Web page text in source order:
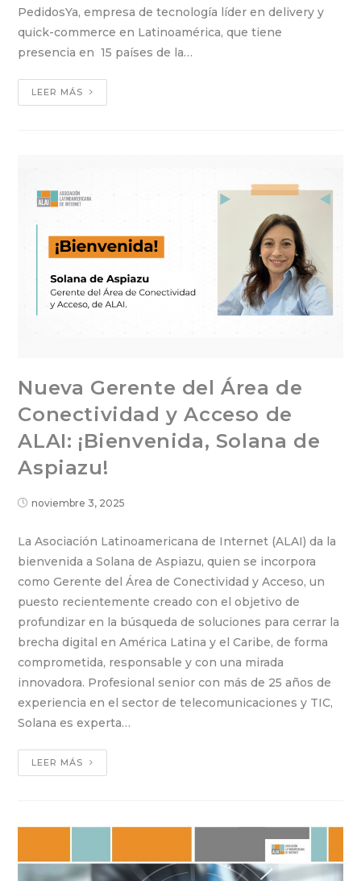
PedidosYa, empresa de tecnología líder en delivery y
quick-commerce en Latinoamérica, que tiene
presencia en 15 países de la…
LEER MÁS
Nueva Gerente del Área de
Conectividad y Acceso de
ALAI: ¡Bienvenida, Solana de
Aspiazu!
noviembre 3, 2025
La Asociación Latinoamericana de Internet (ALAI) da la
bienvenida a Solana de Aspiazu, quien se incorpora
como Gerente del Área de Conectividad y Acceso, un
puesto recientemente creado con el objetivo de
profundizar en la búsqueda de soluciones para cerrar la
brecha digital en América Latina y el Caribe, de forma
comprometida, responsable y con una mirada
innovadora. Profesional senior con más de 25 años de
experiencia en el sector de telecomunicaciones y TIC,
Solana es experta…
LEER MÁS